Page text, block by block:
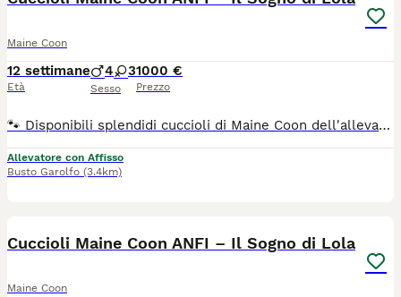
Maine Coon
12 settimane
Età
4 3
Sesso
1000 €
Prezzo
🐾 Disponibili splendidi cuccioli di Maine Coon dell'allevamento amatoriale Il Sogno di Lola (Affisso ANFI), cresciuti in un ambiente familiare con tanto amore, attenzioni e costante contatto con le persone. 🥰 Sono cuccioli dolcissimi, teneri e coccoloni, sempre pronti al gioco con gli umani e con gli altri gatti. Hanno un carattere equilibrato, socievole e affettuoso, ideale per entrare a far parte di una famiglia. 📜 I cuccioli saranno affidati con: ✔ Pedigree ANFI ✔ Doppia vaccinazione ✔ Microchip ✔ Sverminazione ✔ Libretto sanitario ❤️ Genitori N/N con ecocardio nella norma. 🏡 Possibilità di lasciare i cuccioli in allevamento durante il periodo delle ferie e ritirarli comodamente al rientro. 📸 Per informazioni, foto e video aggiornati, contattateci solo se realmente interessati.
Allevatore con Affisso
Busto Garolfo (3.4km)
Cuccioli Maine Coon ANFI – Il Sogno di Lola
Maine Coon